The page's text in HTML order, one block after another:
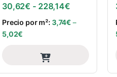
30,62€ - 228,14€Rango de
Precio por m²: 3,74€ –
5,02€